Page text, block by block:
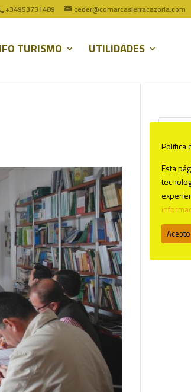
+34953731489 ceder@comarcasierracazorla.com
TURISMO
UTILIDADES
Política
Esta
Acepto